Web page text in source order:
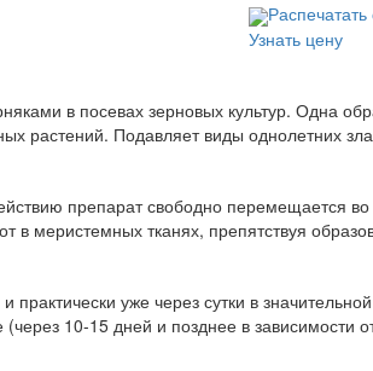
Распечатать
Узнать цену
в посевах зерновых культур. Одна
растений. Подавляет виды однолетних
препарат сво­бодно перемещается во
в меристемных тканях, препят­ствуя
уже через сутки в
10-15 дней и позднее в зависи­мости